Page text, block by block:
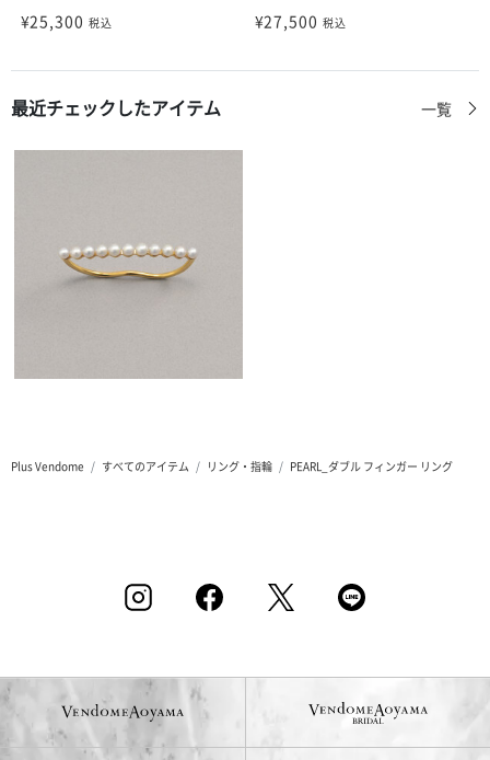
¥25,300税込 ¥27,500税込
最近チェックしたアイテム 一覧
Plus Vendome すべてのアイテム リング・指輪 PEARL_ダブル フィンガー リング